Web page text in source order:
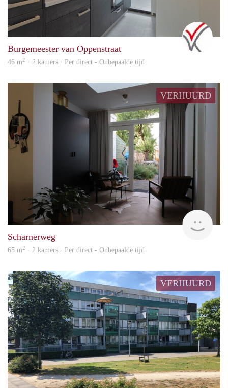
Burgemeester van Oppenstraat
46 m2 · 2 kamers · Per direct - Onbepaalde tijd
VERHUURD
Scharnerweg
65 m2 · 2 kamers · Per direct - Onbepaalde tijd
VERHUURD